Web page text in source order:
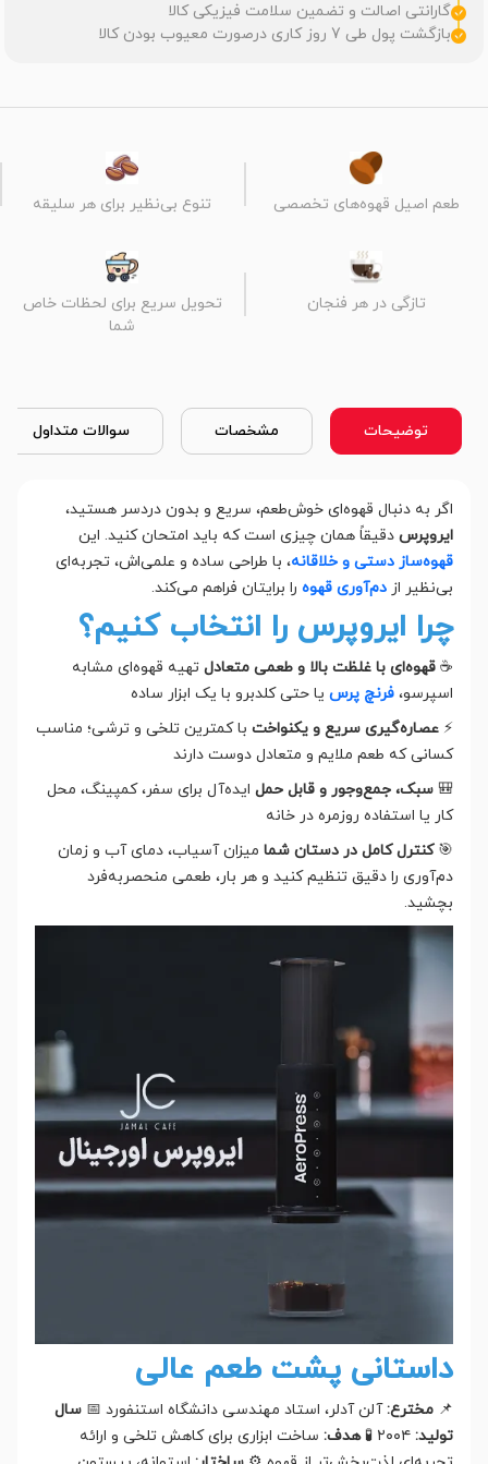
گارانتی اصالت و تضمین سلامت فیزیکی کالا
بازگشت پول طی 7 روز کاری درصورت معیوب بودن کالا
طعم اصیل قهوه‌های تخصصی تنوع بی‌نظیر برای هر سلیقه
تازگی در هر فنجان
تحویل سریع برای لحظات خاص
شما
توضیحات مشخصات سوالات متداول
اگر به دنبال قهوه‌ای خوش‌طعم، سریع و بدون دردسر هستید،
ایروپرس دقیقاً همان چیزی است که باید امتحان کنید. این
قهوه‌ساز دستی و خلاقانه، با طراحی ساده و علمی‌اش، تجربه‌ای
بی‌نظیر از دم‌آوری قهوه را برایتان فراهم می‌کند.
چرا ایروپرس را انتخاب کنیم؟
☕ قهوه‌ای با غلظت بالا و طعمی متعادل تهیه قهوه‌ای مشابه
اسپرسو، فرنچ پرس یا حتی کلدبرو با یک ابزار ساده
⚡ عصاره‌گیری سریع و یکنواخت با کمترین تلخی و ترشی؛ مناسب
کسانی که طعم ملایم و متعادل دوست دارند
🎒 سبک، جمع‌وجور و قابل حمل ایده‌آل برای سفر، کمپینگ، محل
کار یا استفاده روزمره در خانه
🎯کنترل کامل در دستان شما میزان آسیاب، دمای آب و زمان
دم‌آوری را دقیق تنظیم کنید و هر بار، طعمی منحصر‌به‌فرد
بچشید.
داستانی پشت طعم عالی
📌 مخترع: آلن آدلر، استاد مهندسی دانشگاه استنفورد 📅 سال
تولید:
هدف: ساخت ابزاری برای کاهش تلخی و ارائه